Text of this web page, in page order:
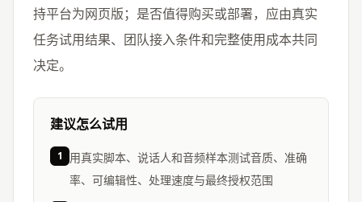
持平台为网页版；是否值得购买或部署，应由真实
任务试用结果、团队接入条件和完整使用成本共同
决定。
建议怎么试用
1
用真实脚本、说话人和音频样本测试音质、准确
率、可编辑性、处理速度与最终授权范围